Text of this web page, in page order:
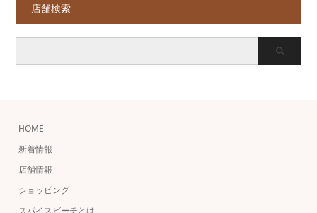
店舗検索
HOME
新着情報
店舗情報
ショッピング
スパイスビーチとは